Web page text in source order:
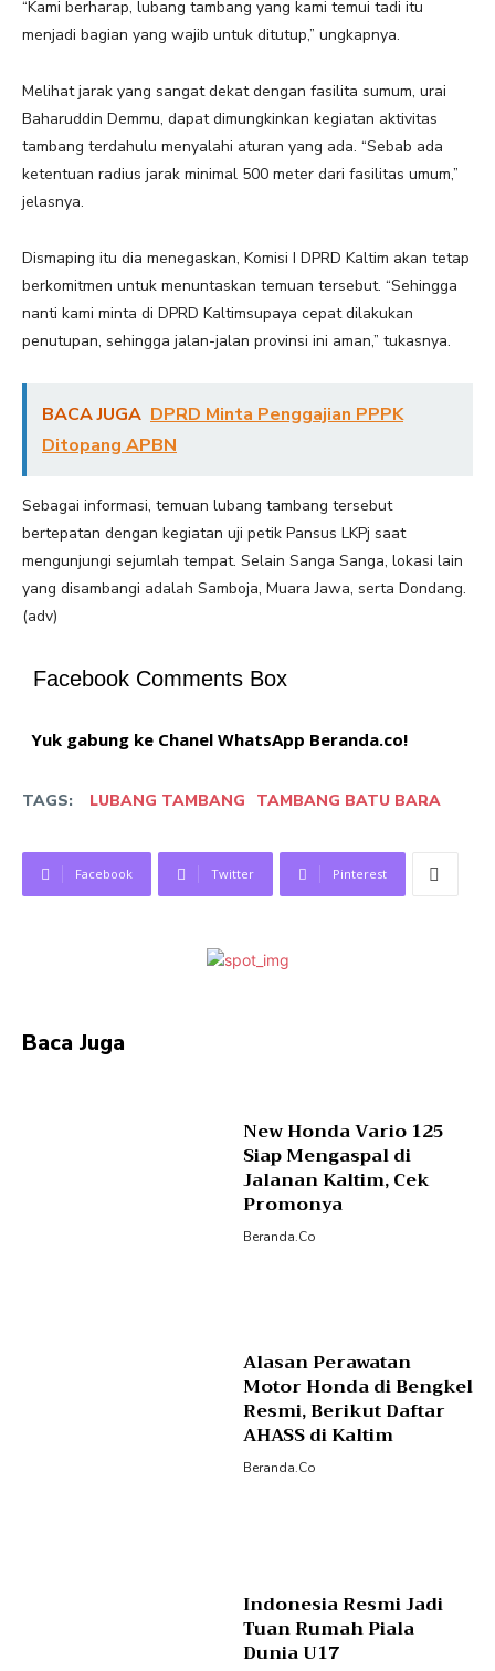
“Kami berharap, lubang tambang yang kami temui tadi itu
menjadi bagian yang wajib untuk ditutup,” ungkapnya.
Melihat jarak yang sangat dekat dengan fasilita sumum, urai
Baharuddin Demmu, dapat dimungkinkan kegiatan aktivitas
tambang terdahulu menyalahi aturan yang ada. “Sebab ada
ketentuan radius jarak minimal 500 meter dari fasilitas umum,”
jelasnya.
Dismaping itu dia menegaskan, Komisi I DPRD Kaltim akan tetap
berkomitmen untuk menuntaskan temuan tersebut. “Sehingga
nanti kami minta di DPRD Kaltimsupaya cepat dilakukan
penutupan, sehingga jalan-jalan provinsi ini aman,” tukasnya.
BACA JUGA DPRD Minta Penggajian PPPK
Ditopang APBN
Sebagai informasi, temuan lubang tambang tersebut
bertepatan dengan kegiatan uji petik Pansus LKPj saat
mengunjungi sejumlah tempat. Selain Sanga Sanga, lokasi lain
yang disambangi adalah Samboja, Muara Jawa, serta Dondang.
(adv)
Facebook Comments Box
Yuk gabung ke Chanel WhatsApp Beranda.co!
TAGS: LUBANG TAMBANG TAMBANG BATU BARA
Facebook Twitter Pinterest
Baca Juga
New Honda Vario 125
Siap Mengaspal di
Jalanan Kaltim, Cek
Promonya
Beranda.co
Alasan Perawatan
Motor Honda di Bengkel
Resmi, Berikut Daftar
AHASS di Kaltim
Beranda.co
Indonesia Resmi Jadi
Tuan Rumah Piala
Dunia U17